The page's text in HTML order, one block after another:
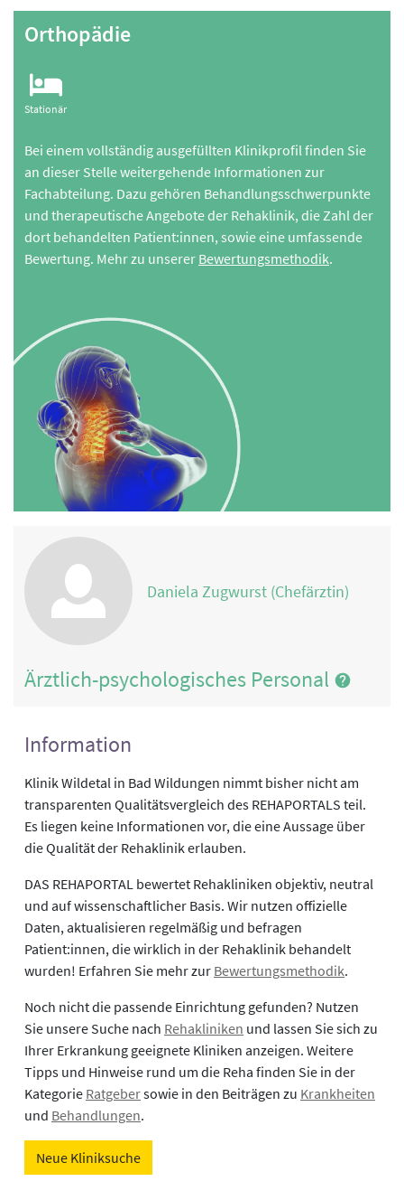
Orthopädie
Stationär
Bei einem vollständig ausgefüllten Klinikprofil finden Sie
an dieser Stelle weitergehende Informationen zur
Fachabteilung. Dazu gehören Behandlungsschwerpunkte
und therapeutische Angebote der Rehaklinik, die Zahl der
dort behandelten Patient:innen, sowie eine umfassende
Bewertung. Mehr zu unserer Bewertungsmethodik.
Daniela Zugwurst (Chefärztin)
Ärztlich-psychologisches Personal
Information
Klinik Wildetal in Bad Wildungen nimmt bisher nicht am
transparenten Qualitätsvergleich des REHAPORTALS teil.
Es liegen keine Informationen vor, die eine Aussage über
die Qualität der Rehaklinik erlauben.
DAS REHAPORTAL bewertet Rehakliniken objektiv, neutral
und auf wissenschaftlicher Basis. Wir nutzen offizielle
Daten, aktualisieren regelmäßig und befragen
Patient:innen, die wirklich in der Rehaklinik behandelt
wurden! Erfahren Sie mehr zur Bewertungsmethodik.
Noch nicht die passende Einrichtung gefunden? Nutzen
Sie unsere Suche nach Rehakliniken und lassen Sie sich zu
Ihrer Erkrankung geeignete Kliniken anzeigen. Weitere
Tipps und Hinweise rund um die Reha finden Sie in der
Kategorie Ratgebersowie in den Beiträgen zu Krankheiten
und Behandlungen.
Neue Kliniksuche